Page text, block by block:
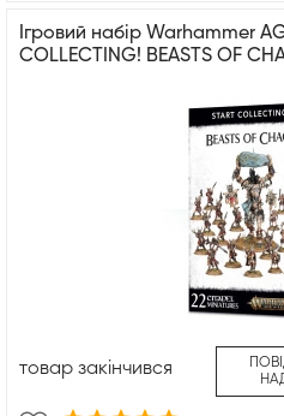
Ігровий набір Warhammer
COLLECTING! BEASTS OF
товар закінчився